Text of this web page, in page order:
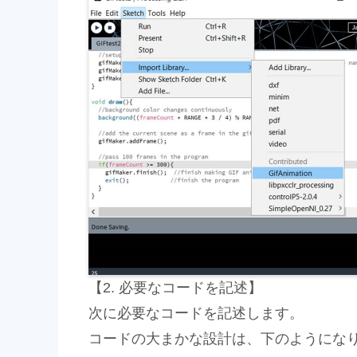
【2. 必要なコードを記述】
次に必要なコードを記述します。
コードの大まかな設計は、下のようにな